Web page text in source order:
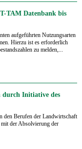
TAM Datenbank bis
aufgeführten Nutzungsarten
Hierzu ist es erforderlich
zu melden,...
durch Initiative des
den Berufen der Landwirtschaft
der Absolvierung der